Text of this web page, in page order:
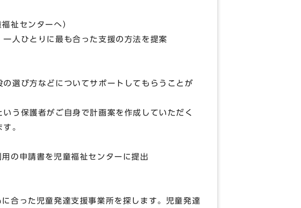
祉センターへ）
人ひとりに最も合った支援の方法を提案
選び方などについてサポートしてもらうことが
う保護者がご自身で計画案を作成していただく
。
の申請書を児童福祉センターに提出
合った児童発達支援事業所を探します。児童発達